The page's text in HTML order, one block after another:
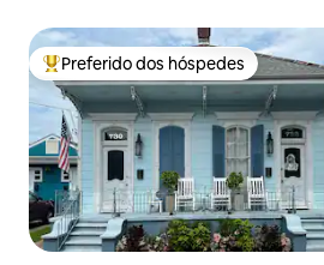
Entre os melhores preferidos dos
Preferido dos hóspedes